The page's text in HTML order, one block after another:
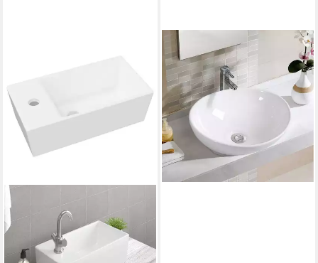
COSTWAY
Aufsatzwaschbecken, ohne
hahnloch, Keramik, Bad
Waschschale rund
42,99 €
-48%
lieferbar - in 2-3 Werktagen bei dir